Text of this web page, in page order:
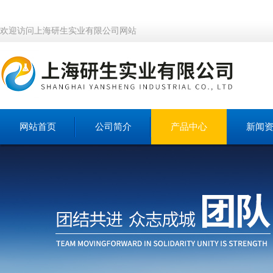
欢迎访问上海研生实业有限公司网站
网站首页 公司简介 产品中心 新闻